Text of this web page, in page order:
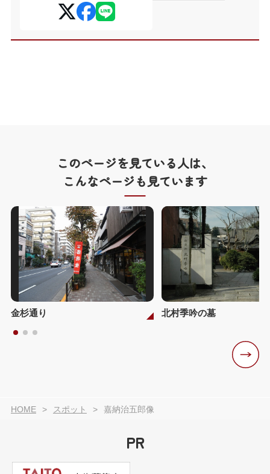
このページを見ている人は、
こんなページも見ています
金杉通り 北村季吟の墓
HOME スポット 嘉納治五郎像
PR